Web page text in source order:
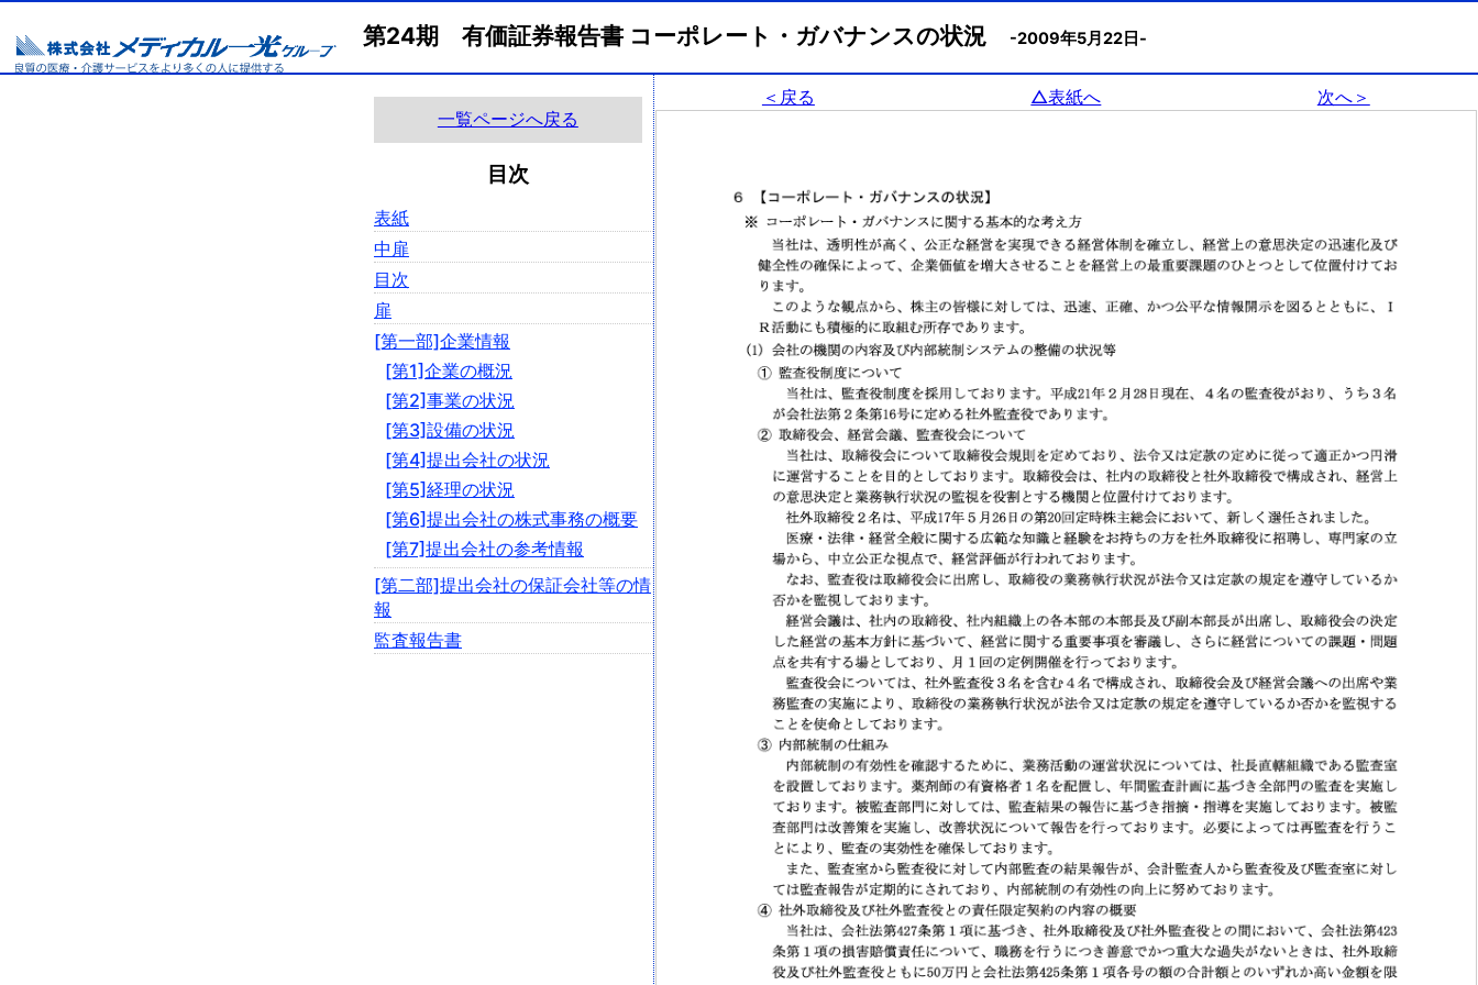
第24期 有価証券報告書 コーポレート・ガバナンスの状況 -2009年5月22日-
一覧ページへ戻る
目次
表紙
中扉
目次
扉
[第一部]企業情報
[第1]企業の概況
[第2]事業の状況
[第3]設備の状況
[第4]提出会社の状況
[第5]経理の状況
[第6]提出会社の株式事務の概要
[第7]提出会社の参考情報
[第二部]提出会社の保証会社等の情
報
監査報告書
＜戻る △表紙へ 次へ＞